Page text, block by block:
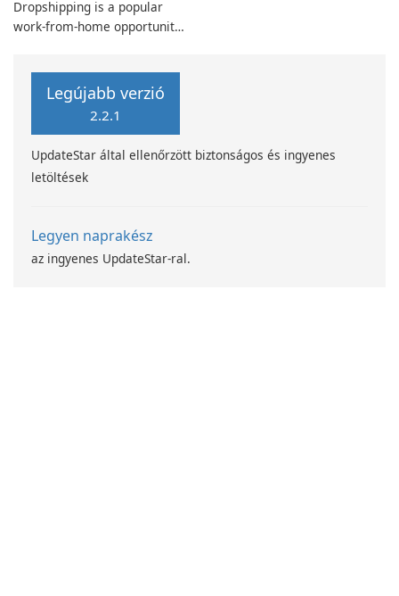
Dropshipping is a popular
work-from-home opportunity
shopping is booming, making
it an ideal time to create
your own online business.
Legújabb verzió
2.2.1
UpdateStar által ellenőrzött biztonságos és ingyenes
letöltések
Legyen naprakész
az ingyenes UpdateStar-ral.